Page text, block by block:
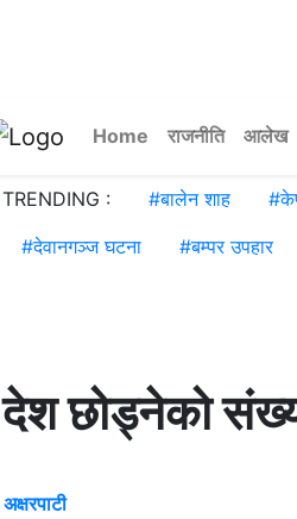
Home राजनीति आलेख
TRENDING : #बालेन शाह #
#देवानगञ्ज घटना #बम्पर उपहार
देश छोड्नेको
अक्षरपाटी